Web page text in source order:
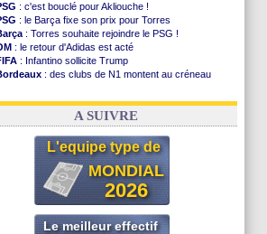
: c'est bouclé pour Akliouche !
: le Barça fixe son prix pour Torres
: Torres souhaite rejoindre le PSG !
: le retour d'Adidas est acté
: Infantino sollicite Trump
: des clubs de N1 montent au créneau
: le démenti de Leipzig pour Diomandé
A SUIVRE
L'equipe type de
MONDIAL
2026
Le meilleur effectif